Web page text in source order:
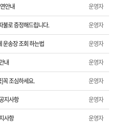
14일 택배 없는날 공지사항
&광복절 택배 휴무 안내
앱설치 가능합니다.
내
1월 가격인하 및 신제품 안내
안내 운영자
불로 증정해드립니다. 운영자
운송장 조회 하는법 운영자
내 운영자
꼭 조심하세요. 운영자
지사항 운영자
사항 운영자